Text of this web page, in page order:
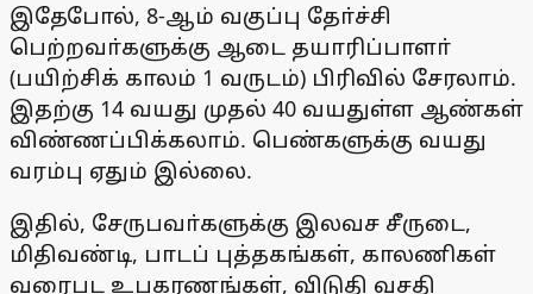
இதேபோல், 8-ஆம் வகுப்பு தோ்ச்சி
பெற்றவா்களுக்கு ஆடை தயாரிப்பாளா்
(பயிற்சிக் காலம் 1 வருடம்) பிரிவில் சேரலாம்.
இதற்கு 14 வயது முதல் 40 வயதுள்ள ஆண்கள்
விண்ணப்பிக்கலாம். பெண்களுக்கு வயது
வரம்பு ஏதும் இல்லை.
இதில், சேருபவா்களுக்கு இலவச சீருடை,
மிதிவண்டி, பாடப் புத்தகங்கள், காலணிகள்
வரைபட உபகரணங்கள், விடுதி வசதி